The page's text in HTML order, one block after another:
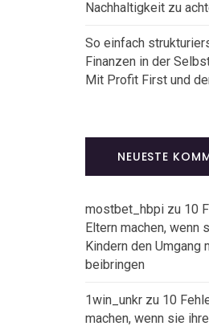
Nachhaltigkeit zu
So einfach
Finanzen in der
Mit Profit First und
NEUESTE
mostbet_hbpi zu 10
Eltern machen, wenn
Kindern den Umgang
beibringen
1win_unkr zu 10
machen, wenn sie